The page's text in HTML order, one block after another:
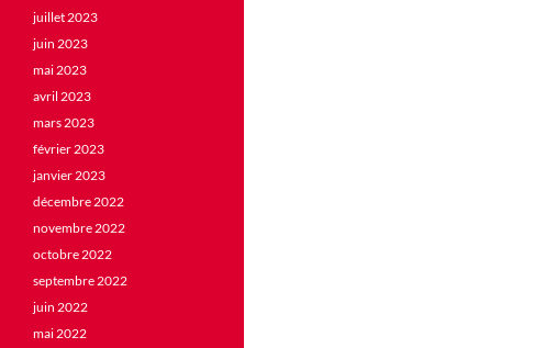
juillet 2023
juin 2023
mai 2023
avril 2023
mars 2023
février 2023
janvier 2023
décembre 2022
novembre 2022
octobre 2022
septembre 2022
juin 2022
mai 2022